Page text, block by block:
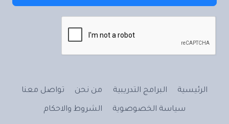
الرئيسية البرامج التدريبية من نحن تواصل معنا
سياسة الخصوصوية الشروط والاحكام